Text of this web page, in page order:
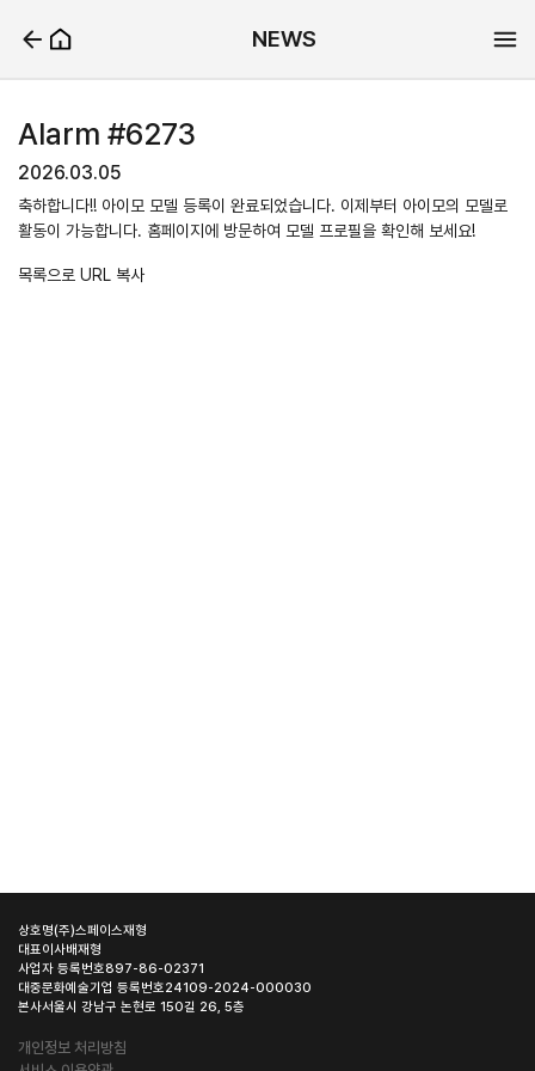
NEWS
Alarm #6273
2026.03.05
축하합니다!! 아이모 모델 등록이 완료되었습니다. 이제부터 아이모의 모델로
활동이 가능합니다. 홈페이지에 방문하여 모델 프로필을 확인해 보세요!
목록으로 URL 복사
상호명(주)스페이스재형
대표이사배재형
사업자 등록번호897-86-02371
대중문화예술기업 등록번호24109-2024-000030
본사서울시 강남구 논현로 150길 26, 5층
개인정보 처리방침